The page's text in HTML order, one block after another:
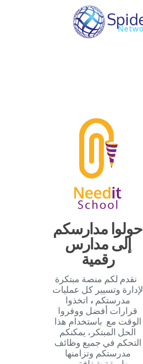
حولوا مدارسكم
إلى مدارس
رقمية
نقدم لكم منصة مبتكرة
لإدارة وتسيير كل عمليات
مدرستكم، اتخذوا
قرارات أفضل ووفروا
الوقت مع باستخدام هذا
الحل المبتكر، يمكنكم
التحكم في جميع وظائف
مدرستكم وتزامنها